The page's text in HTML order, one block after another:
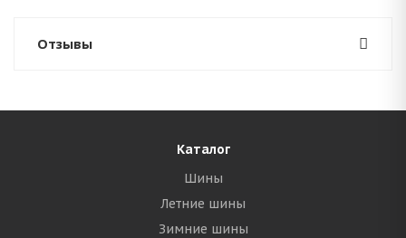
Отзывы
Каталог
Шины
Летние шины
Зимние шины